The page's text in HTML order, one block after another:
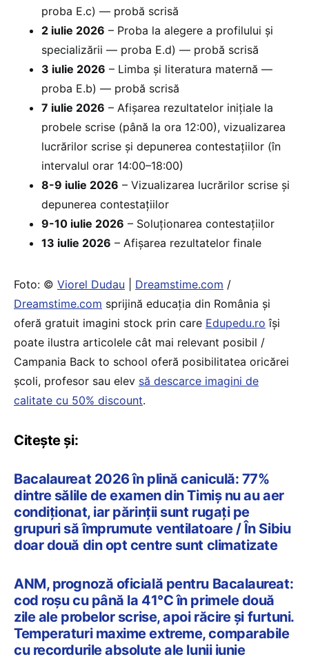
proba E.c) — probă scrisă
2 iulie 2026 – Proba la alegere a profilului și
specializării — proba E.d) — probă scrisă
3 iulie 2026 – Limba și literatura maternă —
proba E.b) — probă scrisă
7 iulie 2026 – Afișarea rezultatelor inițiale la
probele scrise (până la ora 12:00), vizualizarea
lucrărilor scrise și depunerea contestațiilor (în
intervalul orar 14:00–18:00)
8-9 iulie 2026 – Vizualizarea lucrărilor scrise și
depunerea contestațiilor
9-10 iulie 2026 – Soluționarea contestațiilor
13 iulie 2026 – Afișarea rezultatelor finale
Foto: © Viorel Dudau Dreamstime.com /
Dreamstime.com sprijină educaţia din România şi
oferă gratuit imagini stock prin care Edupedu.ro îşi
poate ilustra articolele cât mai relevant posibil /
Campania Back to school oferă posibilitatea oricărei
școli, profesor sau elev să descarce imagini de
calitate cu 50% discount.
Citește și:
Bacalaureat 2026 în plină caniculă: 77%
dintre sălile de examen din Timiș nu au aer
condiționat, iar părinții sunt rugați pe
grupuri să împrumute ventilatoare / În Sibiu
doar două din opt centre sunt climatizate
ANM, prognoză oficială pentru Bacalaureat:
cod roșu cu până la 41°C în primele două
zile ale probelor scrise, apoi răcire și furtuni.
Temperaturi maxime extreme, comparabile
cu recordurile absolute ale lunii iunie